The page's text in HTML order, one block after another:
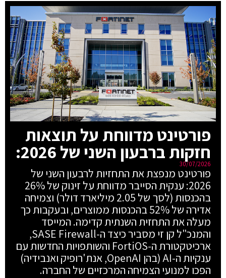
פורטינט מדווחת על תוצאות
חזקות ברבעון השני של 2026:
30/07/2026
פורטינט מנפצת את התחזיות לרבעון השני של
2026: ענקית הסייבר מדווחת על זינוק של 26%
בהכנסות (לסך של 2.05 מיליארד דולר) וצמיחה
אדירה של 52% בהכנסות ממוצרים, ובעקבות כך
מעלה את התחזית השנתית קדימה. המייסד
והמנכ"ל קן זי מסביר כיצד ה-SASE Firewall,
ארכיטקטורת ה-FortiOS והשותפויות החדשות עם
ענקיות ה-AI (בהן OpenAI, אנת'רופיק ואנבידיה)
הפכו למנועי הצמיחה המרכזיים של החברה.